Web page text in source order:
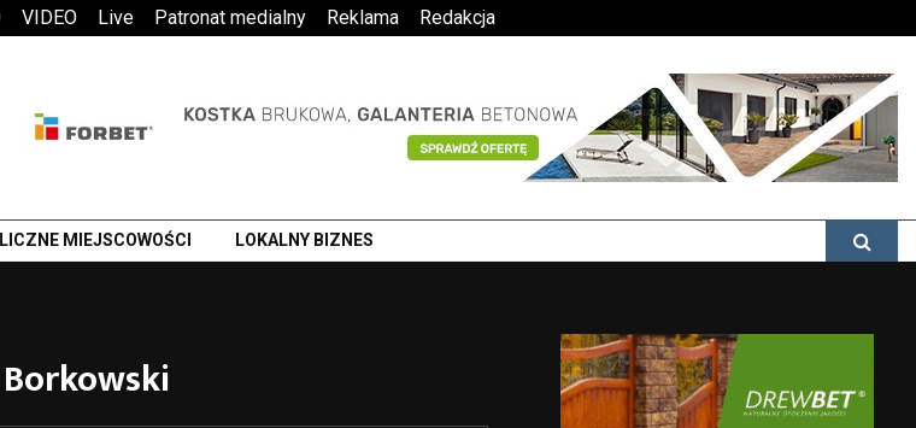
VIDEO Live Patronat medialny Reklama Redakcja
MIEJSCOWOŚCI LOKALNY BIZNES